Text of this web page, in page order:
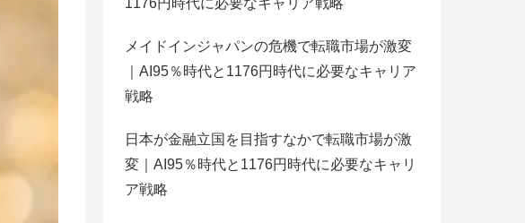
メイドインジャパンの危機で転職市場が激変
｜AI95％時代と1176円時代に必要なキャリア
戦略
日本が金融立国を目指すなかで転職市場が激
変｜AI95％時代と1176円時代に必要なキャリ
ア戦略